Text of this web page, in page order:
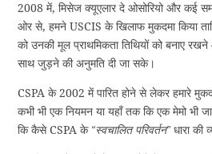
2008 में, मिसेज क्यूएलार दे ओसोरियो और कई
ओर से, हमने USCIS के खिलाफ मुकदमा किया
को उनकी मूल प्राथमिकता तिथियों को बनाए
साथ जुड़ने की अनुमति दी जा सके।
CSPA के 2002 में पारित होने से लेकर हमारे
कभी भी एक नियमन या यहाँ तक कि एक मेमो भी
कि कैसे CSPA के “स्वचालित परिवर्तन” धारा की